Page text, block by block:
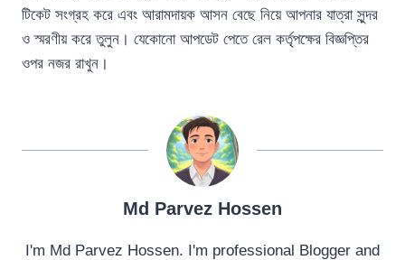
টিকেট সংগ্রহ করে এবং আরামদায়ক আসন বেছে নিয়ে আপনার যাত্রা সুন্দর
ও স্মরণীয় করে তুলুন। যেকোনো আপডেট পেতে রেল কর্তৃপক্ষের বিজ্ঞপ্তির
ওপর নজর রাখুন।
Md Parvez Hossen
I'm Md Parvez Hossen. I'm professional Blogger and